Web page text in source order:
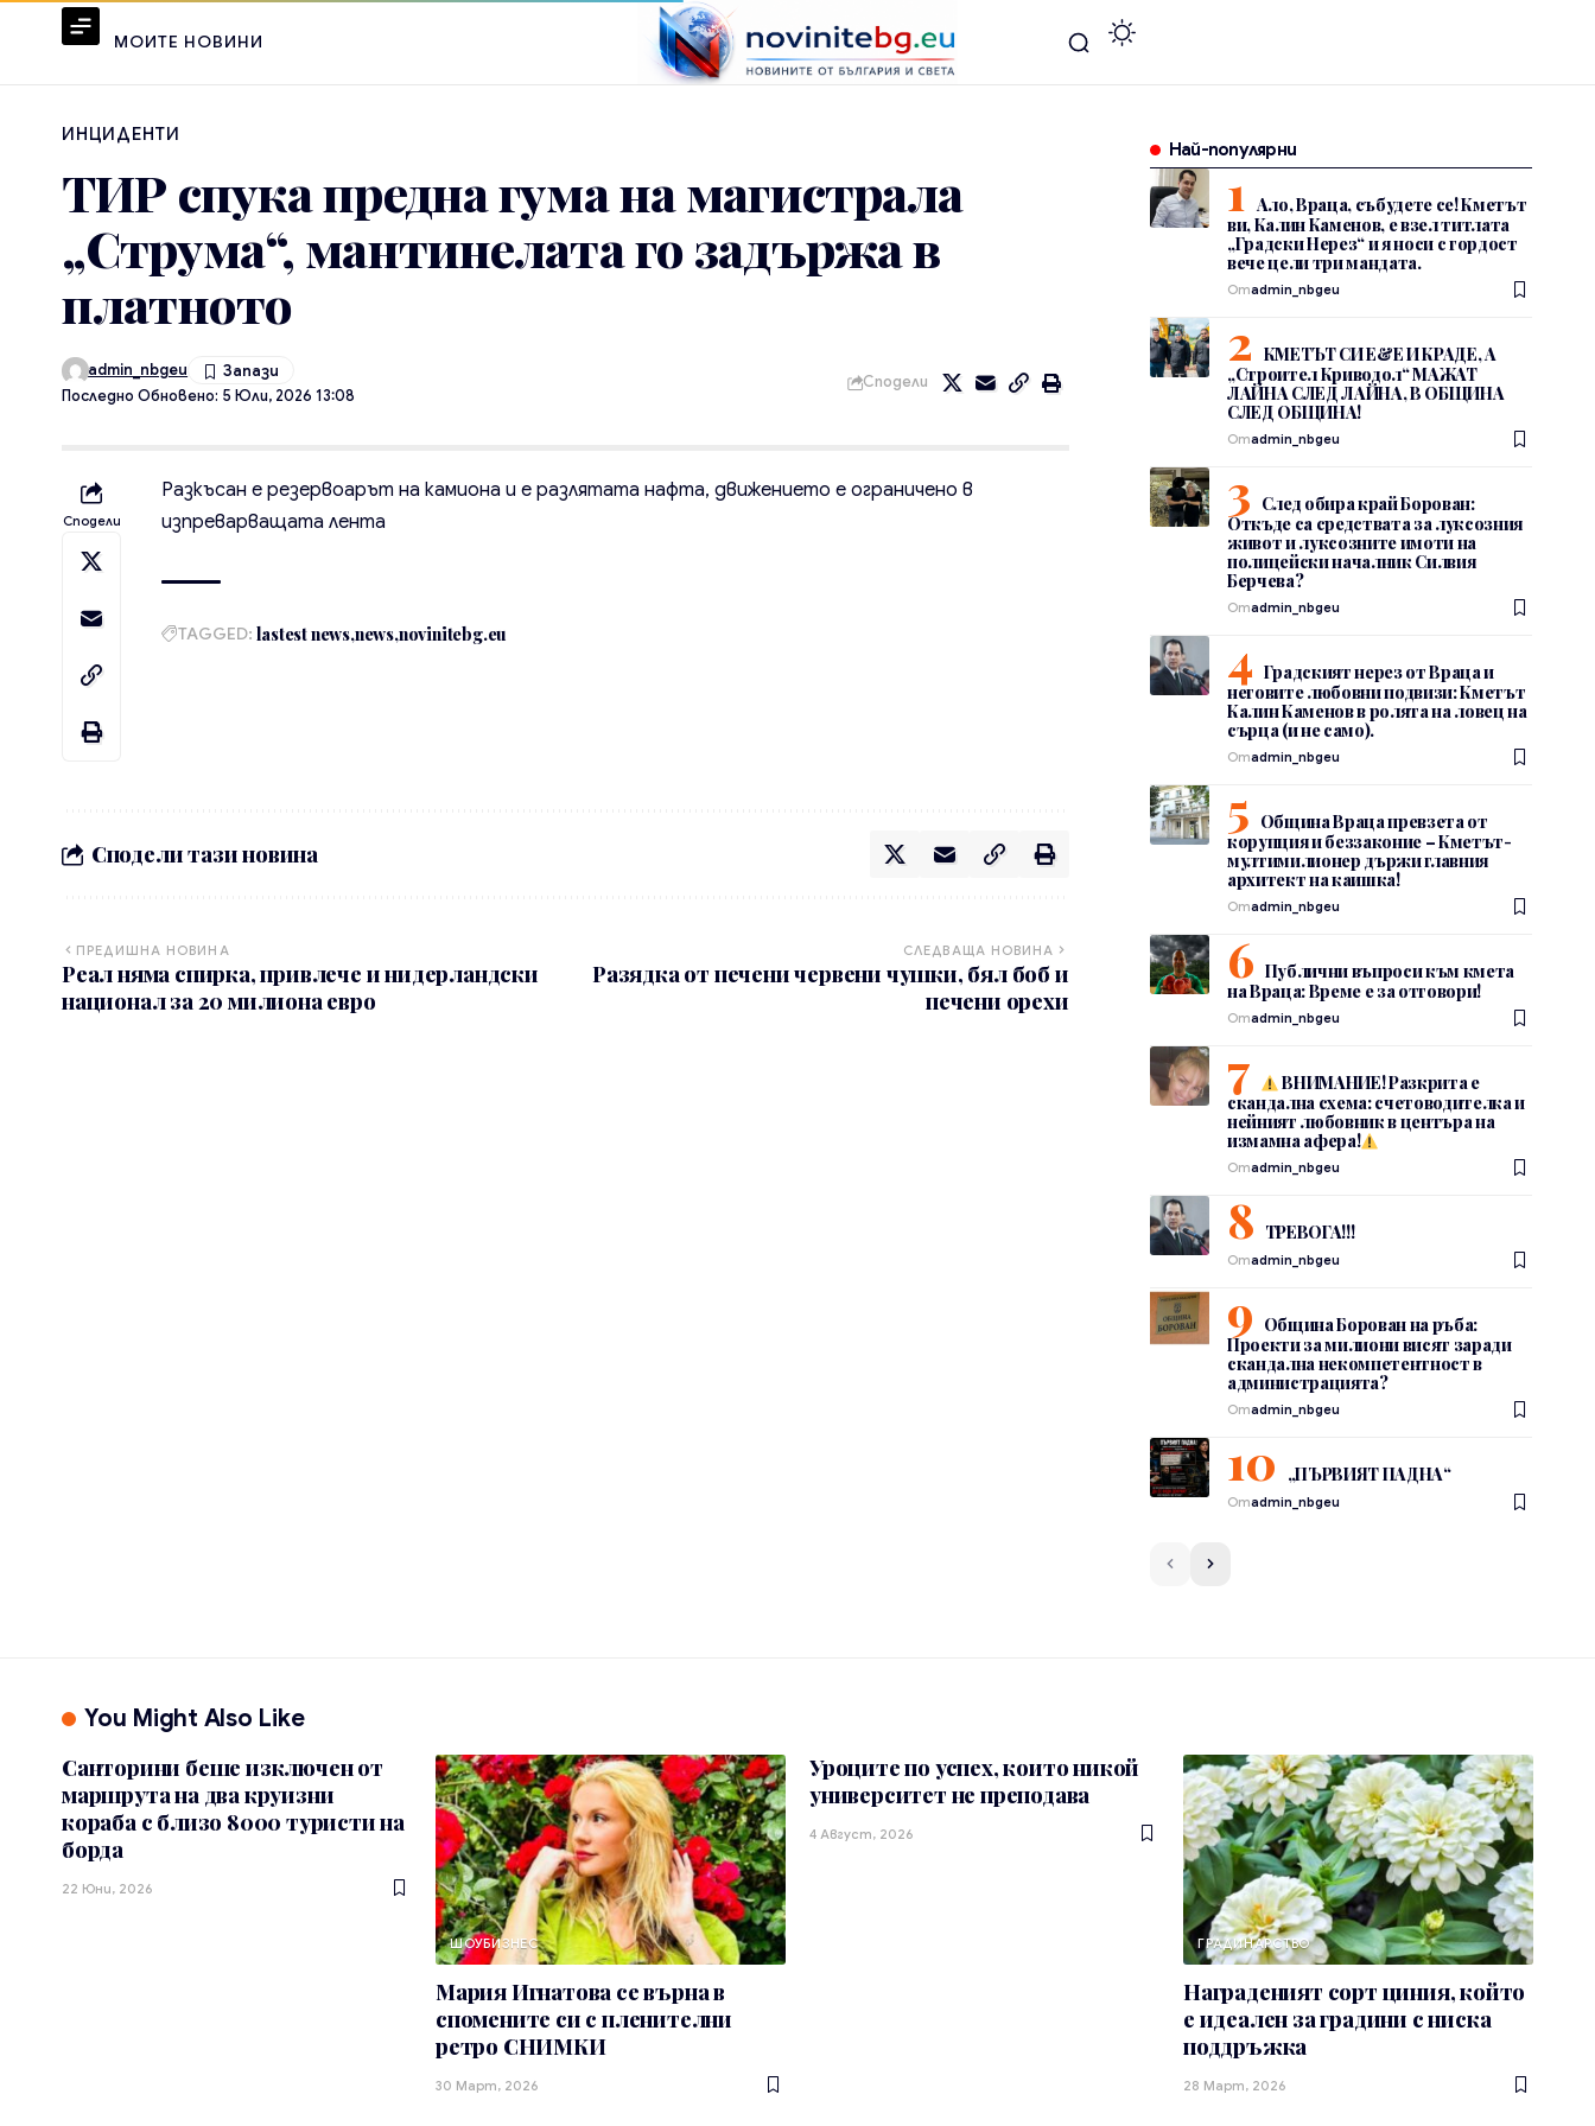
МОИТЕ НОВИНИ
ИНЦИДЕНТИ
ТИР спука предна гума на магистрала
„Струма“, мантинелата го задържа в
платното
Последно Обновено: 5 Юли, 2026 13:08
admin_nbgeu
Сподели
Сподели
Разкъсан е резервоарът на камиона и е разлятата нафта, движението е ограничено в
изпреварващата лента
TAGGED: lastest news news novinitebg.eu
Сподели тази новина
ПРЕДИШНА НОВИНА
Реал няма спирка, привлече и нидерландски
национал за 20 милиона евро
СЛЕДВАЩА НОВИНА
Разядка от печени червени чушки, бял боб и
печени орехи
Най-популярни
Ало, Враца, събудете се! Кметът
ви, Калин Каменов, е взел титлата
„Градски Нерез“ и я носи с гордост
вече цели три мандата.
Отadmin_nbgeu
КМЕТЪТ СИ Е&Е И КРАДЕ, А
„Строител Криводол“ МАЖАТ
ЛАЙНА СЛЕД ЛАЙНА, В ОБЩИНА
СЛЕД ОБЩИНА!
Отadmin_nbgeu
След обира край Борован:
Откъде са средствата за луксозния
живот и луксозните имоти на
полицейски началник Силвия
Берчева?
Отadmin_nbgeu
Градският нерез от Враца и
неговите любовни подвизи: Кметът
Калин Каменов в ролята на ловец на
сърца (и не само).
Отadmin_nbgeu
Община Враца превзета от
корупция и беззаконие – Кметът-
мултимилионер държи главния
архитект на каишка!
Отadmin_nbgeu
Публични въпроси към кмета
на Враца: Време е за отговори!
Отadmin_nbgeu
ВНИМАНИЕ! Разкрита е
скандална схема: счетоводителка и
нейният любовник в центъра на
измамна афера!
Отadmin_nbgeu
ТРЕВОГА!!!
Отadmin_nbgeu
Община Борован на ръба:
Проекти за милиони висят заради
скандална некомпетентност в
администрацията?
Отadmin_nbgeu
„ПЪРВИЯТ ПАДНА“
Отadmin_nbgeu
You Might Also Like
Санторини беше изключен от
маршрута на два круизни
кораба с близо 8000 туристи на
борда
22 Юни, 2026
ШОУБИЗНЕС
Мария Игнатова се върна в
спомените си с пленителни
ретро СНИМКИ
30 Март, 2026
Уроците по успех, които никой
университет не преподава
4 Август, 2026
ГРАДИНАРСТВО
Награденият сорт циния, който
е идеален за градини с ниска
поддръжка
28 Март, 2026